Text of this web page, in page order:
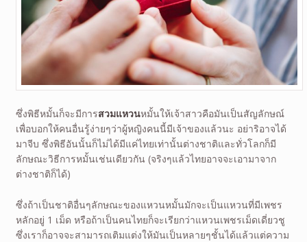
ซึ่งพิธีหมั้นก็จะมีการสวมแหวนหมั้นให้เจ้าสาวคือมันเป็นสัญลักษณ์
เพื่อบอกให้คนอื่นรู้ง่ายๆว่าผู้หญิงคนนี้มีเจ้าของแล้วนะ อย่าริอาจได้
มาจีบ ซึ่งพิธีอันนั้นก็ไม่ได้มีแค่ไทยเท่านั้นต่างชาติและทั่วโลกก็มี
ลักษณะวิธีการหมั้นเช่นเดียวกัน (จริงๆแล้วไทยอาจจะเอามาจาก
ต่างชาติก็ได้)
ซึ่งถ้าเป็นชาติอื่นๆลักษณะของแหวนหมั้นมักจะเป็นแหวนที่มีเพชร
หลักอยู่ 1 เม็ด หรือถ้าเป็นคนไทยก็จะเรียกว่าแหวนเพชรเม็ดเดี่ยวชู
ซึ่งเราก็อาจจะสามารถเติมแต่งให้มันเป็นหลายๆชั้นได้แล้วแต่ความ